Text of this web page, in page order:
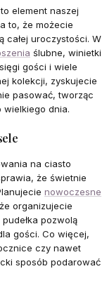
element naszej
to, że możecie
całej uroczystości. W
ślubne, winietki
gości i wiele
kolekcji, zyskujecie
pasować, tworząc
wielkiego dnia.
na ciasto
że świetnie
nowoczesne
organizujecie
pudełka pozwolą
gości. Co więcej,
czy nawet
sposób podarować